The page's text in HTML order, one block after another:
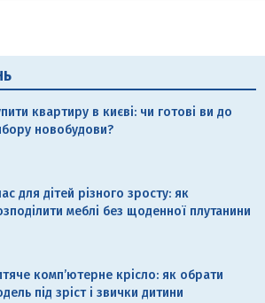
квартиру в києві: чи готові ви до
новобудови?
для дітей різного зросту: як
меблі без щоденної плутанини
комп’ютерне крісло: як обрати
під зріст і звички дитини